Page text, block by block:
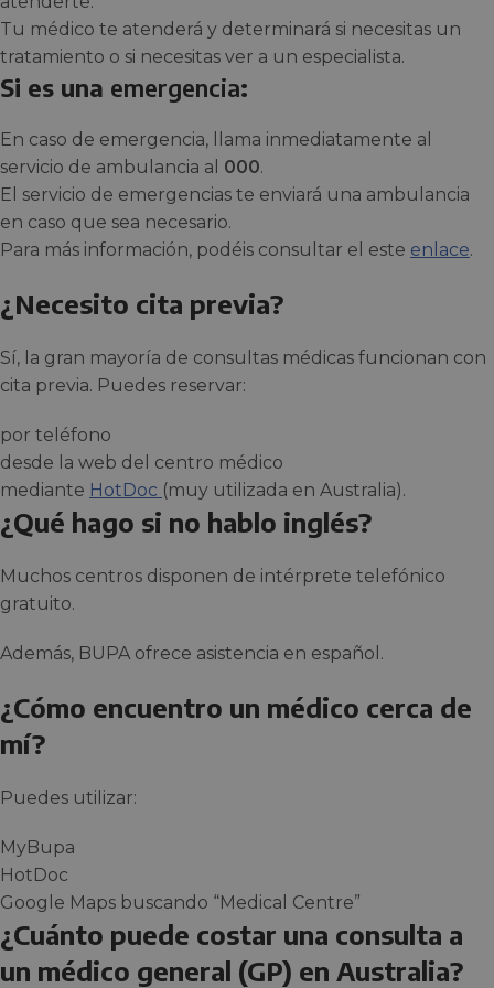
Tu médico te atenderá y determinará si necesitas un
tratamiento o si necesitas ver a un especialista.
Si es una emergencia:
En caso de emergencia, llama inmediatamente al
servicio de ambulancia al 000.
El servicio de emergencias te enviará una ambulancia
en caso que sea necesario.
Para más información, podéis consultar el este enlace.
¿Necesito cita previa?
Sí, la gran mayoría de consultas médicas funcionan con
cita previa. Puedes reservar:
por teléfono
desde la web del centro médico
mediante HotDoc (muy utilizada en Australia).
¿Qué hago si no hablo inglés?
Muchos centros disponen de intérprete telefónico
gratuito.
Además, BUPA ofrece asistencia en español.
¿Cómo encuentro un médico cerca de
mí?
Puedes utilizar:
MyBupa
HotDoc
Google Maps buscando “Medical Centre”
¿Cuánto puede costar una consulta a
un médico general (GP) en Australia?